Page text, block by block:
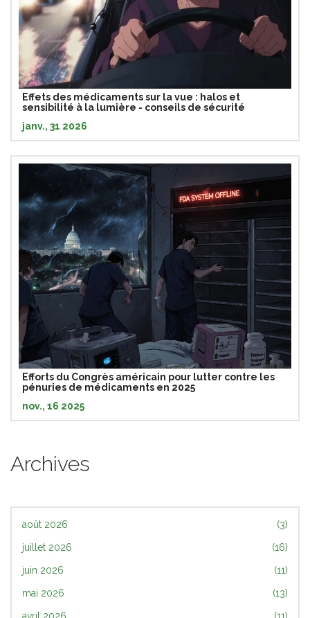
Effets des médicaments sur la vue : halos et
sensibilité à la lumière - conseils de sécurité
janv., 31 2026
Efforts du Congrès américain pour lutter contre les
pénuries de médicaments en 2025
nov., 16 2025
Archives
août 2026 (3)
juillet 2026 (16)
juin 2026 (11)
mai 2026 (13)